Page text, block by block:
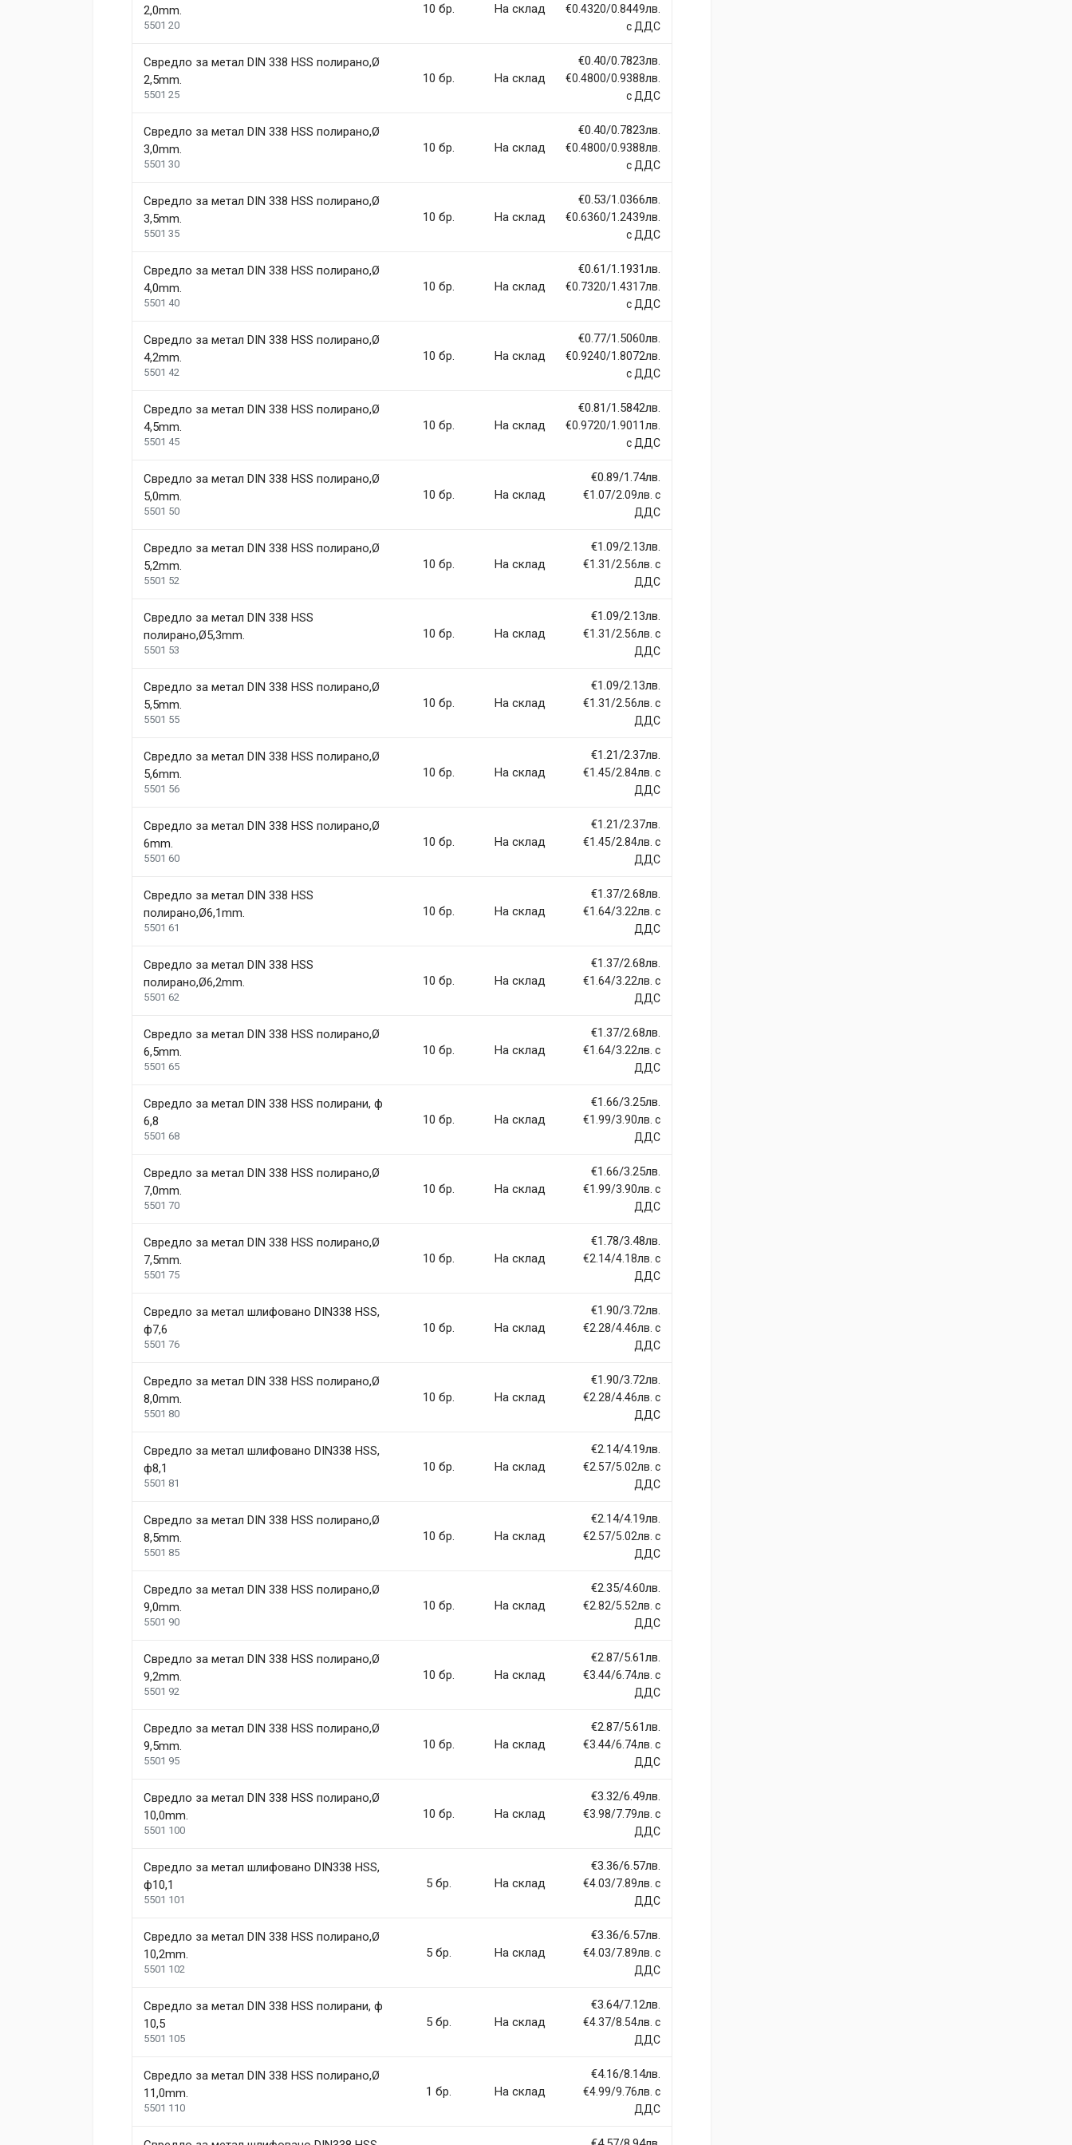
Battery Voltage
Number of Speeds 2
Charge Time
99 mm
208 mm
Aenean non lorem nisl. Duis tempor sollicitudin orci, eget tincidunt ex semper sit amet. Nullam neque justo, sodales
congue feugiat ac, facilisis a augue. Donec tempor sapien et fringilla facilisis. Nam maximus consectetur diam. Nulla
Helena Garcia
Duis ac lectus scelerisque quam blandit egestas. Pellentesque hendrerit eros laoreet suscipit ultrices.
Review Stars Email Address
Your Review
Post Your Review
2,0mm.
5501 20
10 бр. На склад
€0.4320/0.8449лв.
с ДДС
Свредло за метал DIN 338 HSS полирано,Ø
2,5mm.
5501 25
10 бр. На склад
€0.40/0.7823лв.
€0.4800/0.9388лв.
с ДДС
Свредло за метал DIN 338 HSS полирано,Ø
3,0mm.
5501 30
10 бр. На склад
€0.40/0.7823лв.
€0.4800/0.9388лв.
с ДДС
Свредло за метал DIN 338 HSS полирано,Ø
3,5mm.
5501 35
10 бр. На склад
€0.53/1.0366лв.
€0.6360/1.2439лв.
с ДДС
Свредло за метал DIN 338 HSS полирано,Ø
4,0mm.
5501 40
10 бр. На склад
€0.61/1.1931лв.
€0.7320/1.4317лв.
с ДДС
Свредло за метал DIN 338 HSS полирано,Ø
4,2mm.
5501 42
10 бр. На склад
€0.77/1.5060лв.
€0.9240/1.8072лв.
с ДДС
Свредло за метал DIN 338 HSS полирано,Ø
4,5mm.
5501 45
10 бр. На склад
€0.81/1.5842лв.
€0.9720/1.9011лв.
с ДДС
Свредло за метал DIN 338 HSS полирано,Ø
5,0mm.
5501 50
10 бр. На склад
€0.89/1.74лв.
€1.07/2.09лв. с
ДДС
Свредло за метал DIN 338 HSS полирано,Ø
5,2mm.
5501 52
10 бр. На склад
€1.09/2.13лв.
€1.31/2.56лв. с
ДДС
Свредло за метал DIN 338 HSS
полиранo,Ø5,3mm.
5501 53
10 бр. На склад
€1.09/2.13лв.
€1.31/2.56лв. с
ДДС
Свредло за метал DIN 338 HSS полирано,Ø
5,5mm.
5501 55
10 бр. На склад
€1.09/2.13лв.
€1.31/2.56лв. с
ДДС
Свредло за метал DIN 338 HSS полирано,Ø
5,6mm.
5501 56
10 бр. На склад
€1.21/2.37лв.
€1.45/2.84лв. с
ДДС
Свредло за метал DIN 338 HSS полирано,Ø
6mm.
5501 60
10 бр. На склад
€1.21/2.37лв.
€1.45/2.84лв. с
ДДС
Свредло за метал DIN 338 HSS
полиранo,Ø6,1mm.
5501 61
10 бр. На склад
€1.37/2.68лв.
€1.64/3.22лв. с
ДДС
Свредло за метал DIN 338 HSS
полиранo,Ø6,2mm.
5501 62
10 бр. На склад
€1.37/2.68лв.
€1.64/3.22лв. с
ДДС
Свредло за метал DIN 338 HSS полирано,Ø
6,5mm.
5501 65
10 бр. На склад
€1.37/2.68лв.
€1.64/3.22лв. с
ДДС
Свредло за метал DIN 338 HSS полирани, ф
6,8
5501 68
10 бр. На склад
€1.66/3.25лв.
€1.99/3.90лв. с
ДДС
Свредло за метал DIN 338 HSS полирано,Ø
7,0mm.
5501 70
10 бр. На склад
€1.66/3.25лв.
€1.99/3.90лв. с
ДДС
Свредло за метал DIN 338 HSS полирано,Ø
7,5mm.
5501 75
10 бр. На склад
€1.78/3.48лв.
€2.14/4.18лв. с
ДДС
Свредло за метал шлифовано DIN338 HSS,
ф7,6
5501 76
10 бр. На склад
€1.90/3.72лв.
€2.28/4.46лв. с
ДДС
Свредло за метал DIN 338 HSS полирано,Ø
8,0mm.
5501 80
10 бр. На склад
€1.90/3.72лв.
€2.28/4.46лв. с
ДДС
Свредло за метал шлифовано DIN338 HSS,
ф8,1
5501 81
10 бр. На склад
€2.14/4.19лв.
€2.57/5.02лв. с
ДДС
Свредло за метал DIN 338 HSS полирано,Ø
8,5mm.
5501 85
10 бр. На склад
€2.14/4.19лв.
€2.57/5.02лв. с
ДДС
Свредло за метал DIN 338 HSS полирано,Ø
9,0mm.
5501 90
10 бр. На склад
€2.35/4.60лв.
€2.82/5.52лв. с
ДДС
Свредло за метал DIN 338 HSS полирано,Ø
9,2mm.
5501 92
10 бр. На склад
€2.87/5.61лв.
€3.44/6.74лв. с
ДДС
Свредло за метал DIN 338 HSS полирано,Ø
9,5mm.
5501 95
10 бр. На склад
€2.87/5.61лв.
€3.44/6.74лв. с
ДДС
Свредло за метал DIN 338 HSS полирано,Ø
10,0mm.
5501 100
10 бр. На склад
€3.32/6.49лв.
€3.98/7.79лв. с
ДДС
Свредло за метал шлифовано DIN338 HSS,
ф10,1
5501 101
5 бр. На склад
€3.36/6.57лв.
€4.03/7.89лв. с
ДДС
Свредло за метал DIN 338 HSS полирано,Ø
10,2mm.
5501 102
5 бр. На склад
€3.36/6.57лв.
€4.03/7.89лв. с
ДДС
Свредло за метал DIN 338 HSS полирани, ф
10,5
5501 105
5 бр. На склад
€3.64/7.12лв.
€4.37/8.54лв. с
ДДС
Свредло за метал DIN 338 HSS полирано,Ø
11,0mm.
5501 110
1 бр. На склад
€4.16/8.14лв.
€4.99/9.76лв. с
ДДС